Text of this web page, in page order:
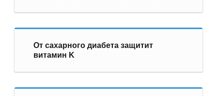
От сахарного диабета защитит
витамин K